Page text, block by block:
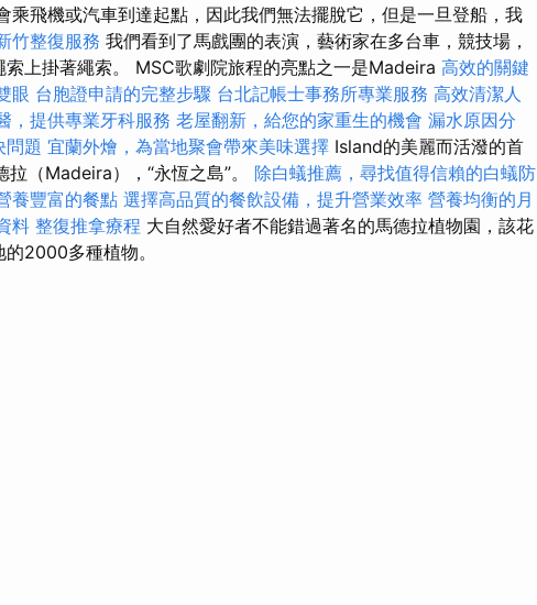
乘飛機或汽車到達起點，因此我們無法擺脫它，但是一旦登船，我
竹整復服務 我們看到了馬戲團的表演，藝術家在多台車，競技場，
上掛著繩索。 MSC歌劇院旅程的亮點之一是Madeira 高效的關鍵
眼 台胞證申請的完整步驟 台北記帳士事務所專業服務 高效清潔人
，提供專業牙科服務 老屋翻新，給您的家重生的機會 漏水原因分
問題 宜蘭外燴，為當地聚會帶來美味選擇 Island的美麗而活潑的首
拉（Madeira），“永恆之島”。 除白蟻推薦，尋找值得信賴的白蟻防
養豐富的餐點 選擇高品質的餐飲設備，提升營業效率 營養均衡的月
料 整復推拿療程 大自然愛好者不能錯過著名的馬德拉植物園，該花
2000多種植物。